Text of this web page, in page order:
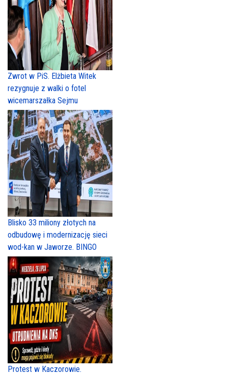
Zwrot w PiS. Elżbieta Witek
rezygnuje z walki o fotel
wicemarszałka Sejmu
Blisko 33 miliony złotych na
odbudowę i modernizację sieci
wod-kan w Jaworze. BINGO
Protest w Kaczorowie.